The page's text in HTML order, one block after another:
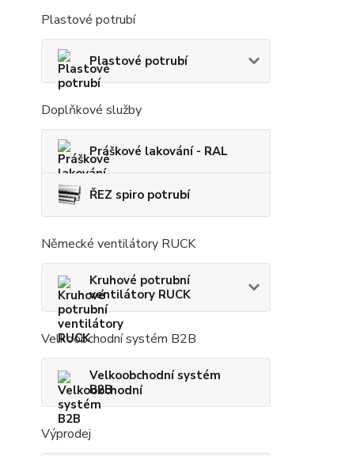
Plastové potrubí
Plastové potrubí
Doplňkové služby
Práškové lakování - RAL
ŘEZ spiro potrubí
Německé ventilátory RUCK
Kruhové potrubní
ventilátory RUCK
Velkoobchodní systém B2B
Velkoobchodní systém
B2B
Výprodej